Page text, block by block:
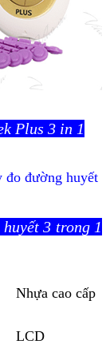
Plus 3 in 1
đo đường huyết
3 trong 1
Nhựa cao cấp
LCD